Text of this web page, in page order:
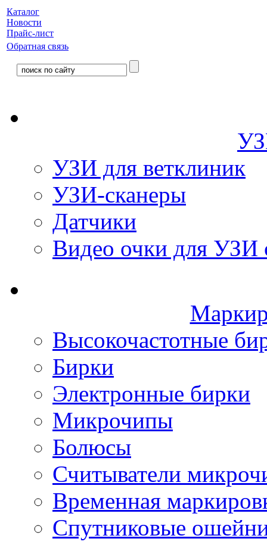
Каталог
Новости
Прайс-лист
Обратная связь
УЗИ для ветклиник
УЗИ-сканеры
Датчики
Видео очки для УЗИ
Высокочастотные
Бирки
Электронные бирки
Микрочипы
Болюсы
Считыватели
Временная
Спутниковые